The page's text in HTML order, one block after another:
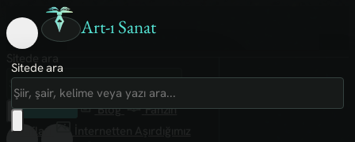
Art-ı Sanat
Sitede ara
Art-ı Sosyal
İmece
Kütüphane
Blog
Fanzin
Rafları